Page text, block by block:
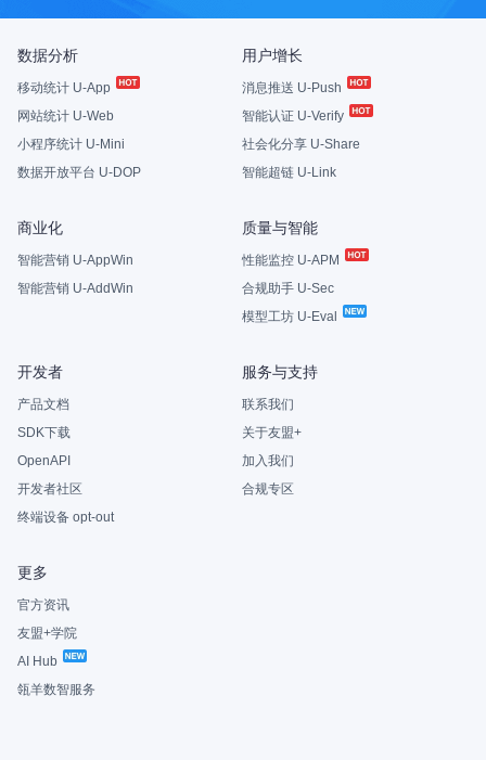
数据分析
移动统计 U-App
网站统计 U-Web
小程序统计 U-Mini
数据开放平台 U-DOP
用户增长
消息推送 U-Push
智能认证 U-Verify
社会化分享 U-Share
智能超链 U-Link
商业化
智能营销 U-AppWin
智能营销 U-AddWin
质量与智能
性能监控 U-APM
合规助手 U-Sec
模型工坊 U-Eval
开发者
产品文档
SDK下载
OpenAPI
开发者社区
终端设备 opt-out
服务与支持
联系我们
关于友盟+
加入我们
合规专区
更多
官方资讯
友盟+学院
AI Hub
瓴羊数智服务